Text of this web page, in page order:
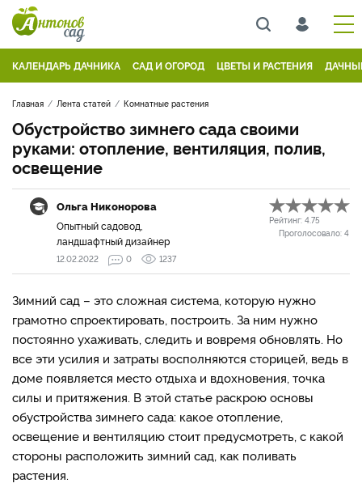
КАЛЕНДАРЬ ДАЧНИКА САД И ОГОРОД ЦВЕТЫ И РАСТЕНИЯ
Главная Лента статей Комнатные растения
Обустройство зимнего сада своими
руками: отопление, вентиляция, полив,
освещение
Ольга Никонорова
Опытный садовод,
ландшафтный дизайнер
Рейтинг: 4.75
Проголосовало: 4
12.02.2022 0 1237
Зимний сад – это сложная система, которую нужно
грамотно спроектировать, построить. За ним нужно
постоянно ухаживать, следить и вовремя обновлять. Но
все эти усилия и затраты восполняются сторицей, ведь в
доме появляется место отдыха и вдохновения, точка
силы и притяжения. В этой статье раскрою основы
обустройства зимнего сада: какое отопление,
освещение и вентиляцию стоит предусмотреть, с какой
стороны расположить зимний сад, как поливать
растения.